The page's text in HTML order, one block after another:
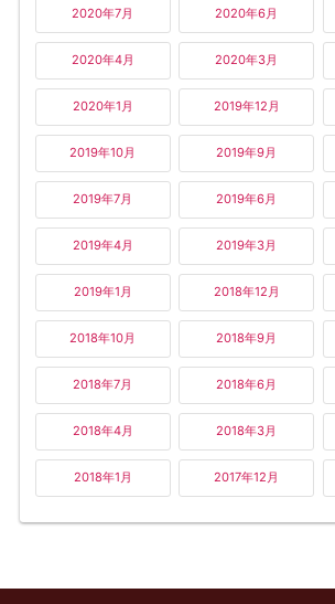
2020年7月 2020年6月
2020年4月 2020年3月
2020年1月 2019年12月
2019年10月 2019年9月
2019年7月 2019年6月
2019年4月 2019年3月
2019年1月 2018年12月
2018年10月 2018年9月
2018年7月 2018年6月
2018年4月 2018年3月
2018年1月 2017年12月